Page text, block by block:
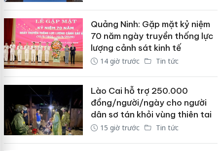
Quảng Ninh: Gặp mặt kỷ niệm
70 năm ngày truyền thống lực
lượng cảnh sát kinh tế
14 giờ trước Tin tức
Lào Cai hỗ trợ 250.000
đồng/người/ngày cho người
dân sơ tán khỏi vùng thiên tai
15 giờ trước Tin tức